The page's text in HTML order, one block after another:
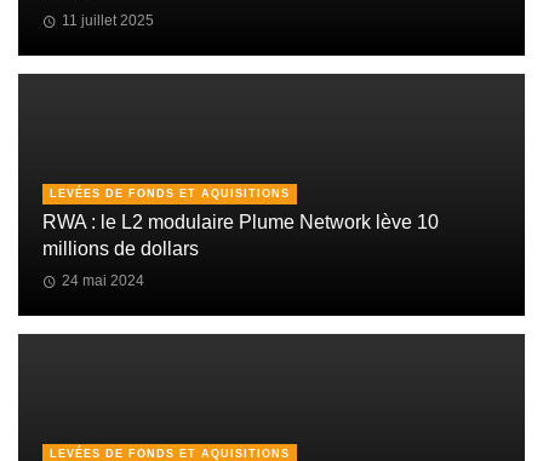
11 juillet 2025
LEVÉES DE FONDS ET AQUISITIONS
RWA : le L2 modulaire Plume Network lève 10
millions de dollars
24 mai 2024
LEVÉES DE FONDS ET AQUISITIONS